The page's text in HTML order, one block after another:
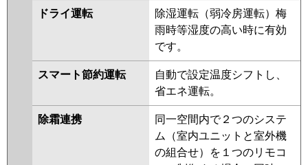
ERMP140LE4 PLZ-HRMP140LF3
PLZ-HRMP140L3 PLZ-
ERMP140LE3
PLZ-HRMP140LF2
HRMP140L2 PLZ-ERMP140LE2
PLZ-ERMP140L2 PLZ-
HRMP140LZ PLZ-HRMP140LFZ
PLZ-ERMP140LEZ PLZ-
ERMP140LZ PLZ-HRMP140LFY
PLZ-HRMP140LY
PLZ-
ドライ運転
除湿運転（弱冷房運転）梅
雨時等湿度の高い時に有効
です。
スマート節約運転
自動で設定温度シフトし、
省エネ運転。
除霜連携
同一空間内で２つのシステ
ム（室内ユニットと室外機
の組合せ）を１つのリモコ